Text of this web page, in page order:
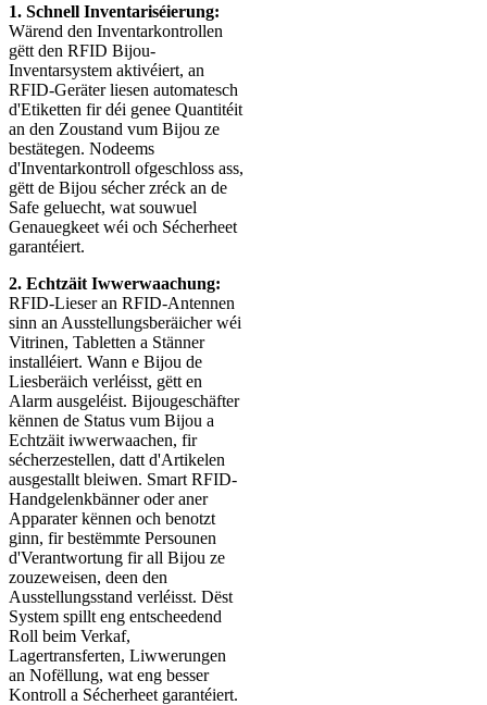
1. Schnell Inventariséierung:
Wärend den Inventarkontrollen
gëtt den RFID Bijou-
Inventarsystem aktivéiert, an
RFID-Geräter liesen automatesch
d'Etiketten fir déi genee Quantitéit
an den Zoustand vum Bijou ze
bestätegen. Nodeems
d'Inventarkontroll ofgeschloss ass,
gëtt de Bijou sécher zréck an de
Safe geluecht, wat souwuel
Genauegkeet wéi och Sécherheet
garantéiert.
2. Echtzäit Iwwerwaachung:
RFID-Lieser an RFID-Antennen
sinn an Ausstellungsberäicher wéi
Vitrinen, Tabletten a Stänner
installéiert. Wann e Bijou de
Liesberäich verléisst, gëtt en
Alarm ausgeléist. Bijougeschäfter
kënnen de Status vum Bijou a
Echtzäit iwwerwaachen, fir
sécherzestellen, datt d'Artikelen
ausgestallt bleiwen. Smart RFID-
Handgelenkbänner oder aner
Apparater kënnen och benotzt
ginn, fir bestëmmte Persounen
d'Verantwortung fir all Bijou ze
zouzeweisen, deen den
Ausstellungsstand verléisst. Dëst
System spillt eng entscheedend
Roll beim Verkaf,
Lagertransferten, Liwwerungen
an Nofëllung, wat eng besser
Kontroll a Sécherheet garantéiert.